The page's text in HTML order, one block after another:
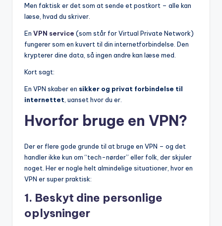
Men faktisk er det som at sende et postkort – alle kan
læse, hvad du skriver.
En VPN service (som står for Virtual Private Network)
fungerer som en kuvert til din internetforbindelse. Den
krypterer dine data, så ingen andre kan læse med.
Kort sagt:
En VPN skaber en sikker og privat forbindelse til
internettet , uanset hvor du er.
Hvorfor bruge en VPN?
Der er flere gode grunde til at bruge en VPN – og det
handler ikke kun om “tech-nørder” eller folk, der skjuler
noget. Her er nogle helt almindelige situationer, hvor en
VPN er super praktisk:
1. Beskyt dine personlige
oplysninger